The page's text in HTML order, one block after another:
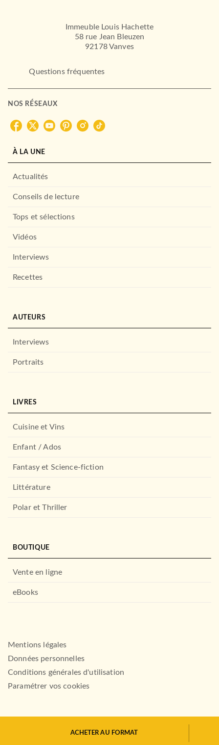
ACHETER AU FORMAT
Edmond Rostand
27/08/2003
Germinal
THÉÂTRE ET POÉSIE
L'Avare
Immeuble Louis Hachette
58 rue Jean Bleuzen
92178 Vanves
Questions fréquentes
NOS RÉSEAUX
À LA UNE
Actualités
Conseils de lecture
Tops et sélections
Vidéos
Interviews
Recettes
AUTEURS
Interviews
Portraits
LIVRES
Cuisine et Vins
Enfant / Ados
Fantasy et Science-fiction
Littérature
Polar et Thriller
BOUTIQUE
Vente en ligne
eBooks
Mentions légales
Données personnelles
Conditions générales d'utilisation
Paramétrer vos cookies